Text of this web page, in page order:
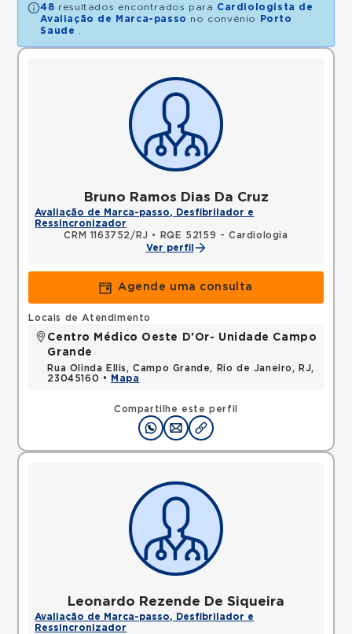
48 resultados encontrados para Cardiologista de
Avaliação de Marca-passo no convênio
Porto
Saude
Bruno Ramos Dias Da Cruz
Avaliação de Marca-passo, Desfibrilador e
Ressincronizador
CRM 1163752/RJ •
RQE 52159 - Cardiologia
Ver perfil
Agende uma consulta
Compartilhe este perfil
Locais de Atendimento
Centro Médico Oeste D'Or- Unidade Campo
Grande
Rua Olinda Ellis, Campo Grande, Rio de Janeiro, RJ,
23045160 •
Mapa
Leonardo Rezende De Siqueira
Avaliação de Marca-passo, Desfibrilador e
Ressincronizador